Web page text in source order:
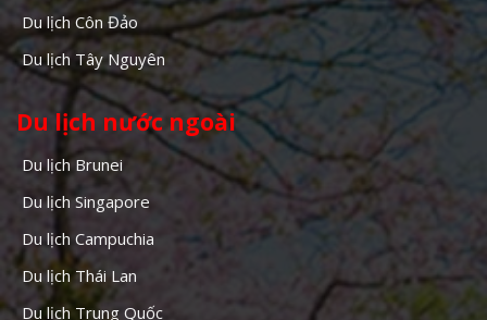
Du lịch Côn Đảo
Du lịch Tây Nguyên
Du lịch nước ngoài
Du lịch Brunei
Du lịch Singapore
Du lịch Campuchia
Du lịch Thái Lan
Du lịch Trung Quốc